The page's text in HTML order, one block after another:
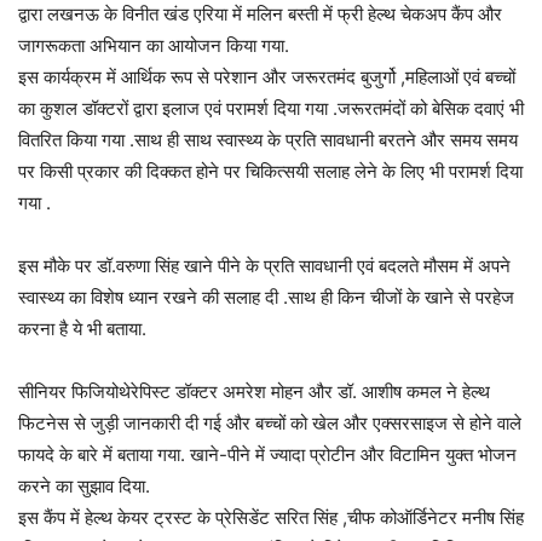
द्वारा लखनऊ के विनीत खंड एरिया में मलिन बस्ती में फ्री हेल्थ चेकअप कैंप और
जागरूकता अभियान का आयोजन किया गया.
इस कार्यक्रम में आर्थिक रूप से परेशान और जरूरतमंद बुजुर्गो ,महिलाओं एवं बच्चों
का कुशल डॉक्टरों द्वारा इलाज एवं परामर्श दिया गया .जरूरतमंदों को बेसिक दवाएं भी
वितरित किया गया .साथ ही साथ स्वास्थ्य के प्रति सावधानी बरतने और समय समय
पर किसी प्रकार की दिक्कत होने पर चिकित्सयी सलाह लेने के लिए भी परामर्श दिया
गया .
इस मौके पर डॉ.वरुणा सिंह खाने पीने के प्रति सावधानी एवं बदलते मौसम में अपने
स्वास्थ्य का विशेष ध्यान रखने की सलाह दी .साथ ही किन चीजों के खाने से परहेज
करना है ये भी बताया.
सीनियर फिजियोथेरेपिस्ट डॉक्टर अमरेश मोहन और डॉ. आशीष कमल ने हेल्थ
फिटनेस से जुड़ी जानकारी दी गई और बच्चों को खेल और एक्सरसाइज से होने वाले
फायदे के बारे में बताया गया. खाने-पीने में ज्यादा प्रोटीन और विटामिन युक्त भोजन
करने का सुझाव दिया.
इस कैंप में हेल्थ केयर ट्रस्ट के प्रेसिडेंट सरित सिंह ,चीफ कोऑर्डिनेटर मनीष सिंह